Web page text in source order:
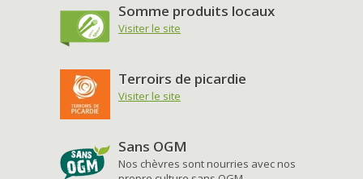
Somme produits locaux
Visiter le site
Terroirs de picardie
Visiter le site
Sans OGM
Nos chèvres sont nourries avec nos